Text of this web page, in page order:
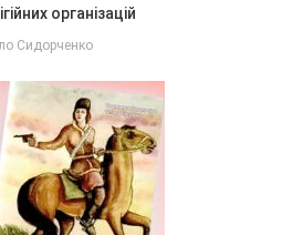
організацій
Сидорченко